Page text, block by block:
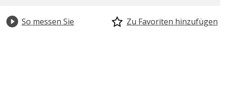
So messen Sie Zu Favoriten hinzufügen